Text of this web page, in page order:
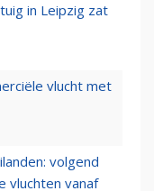
in Leipzig zat
vlucht met
volgend
vluchten vanaf